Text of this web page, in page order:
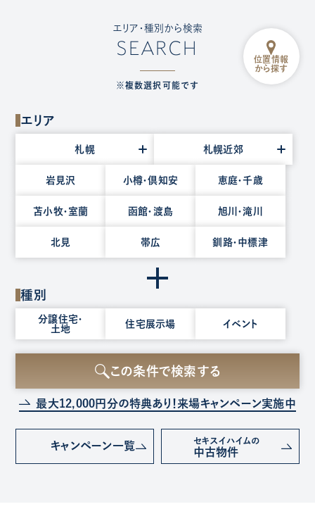
エリア・種別から検索
SEARCH
※複数選択可能です
位置情報
から探す
エリア
札幌 札幌近郊
岩見沢 小樽・倶知安 恵庭・千歳
苫小牧・室蘭 函館・渡島 旭川・滝川
北見 帯広 釧路・中標津
種別
を
択
分譲住宅・
土地
住宅展示場 イベント
この条件で検索する
最大12,000円分の特典あり！来場キャンペーン実施中
キャンペーン一覧 セキスイハイムの
中古物件